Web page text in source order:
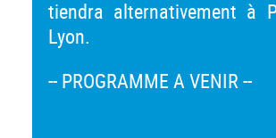
tiendra alternativement à
Lyon.
-- PROGRAMME A VENIR --